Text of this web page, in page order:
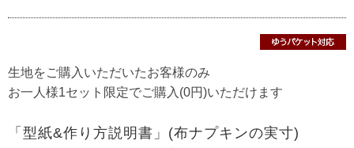
生地をご購入いただいたお客様のみ
お一人様1セット限定でご購入(0円)いただけます
「型紙&作り方説明書」(布ナプキンの実寸)